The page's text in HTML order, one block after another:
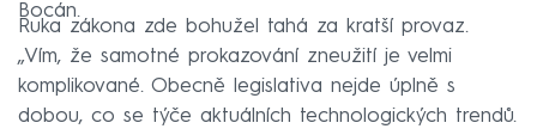
Bocán.
Ruka zákona zde bohužel tahá za kratší provaz.
„Vím, že samotné prokazování zneužití je velmi
komplikované. Obecně legislativa nejde úplně s
dobou, co se týče aktuálních technologických trendů.